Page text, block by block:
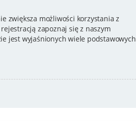
zwiększa możliwości korzystania z
zapoznaj się z naszym
jest wyjaśnionych wiele podstawowych